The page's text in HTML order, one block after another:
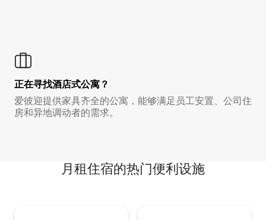
正在寻找酒店式公寓？
爱彼迎提供家具齐全的公寓，能够满足员工安置、公司住
房和异地调动者的需求。
月租住宿的热门便利设施